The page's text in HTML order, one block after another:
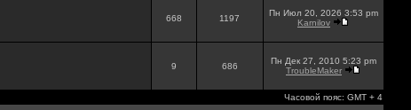
668 1197
Пн Июл 20, 2026 3:53 pm
Karnilov
9 686
Пн Дек 27, 2010 5:23 pm
TroubleMaker
Часовой пояс: GMT + 4